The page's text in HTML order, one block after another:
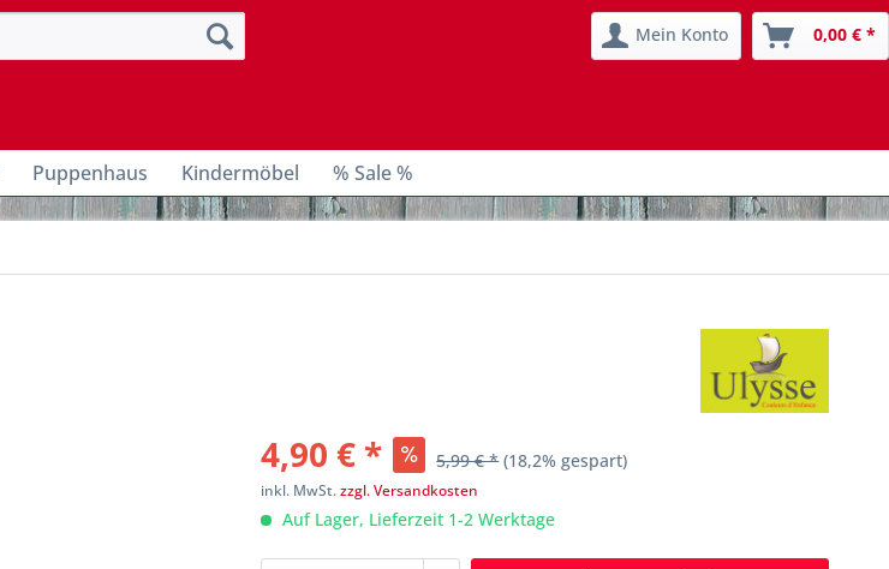
Mein Konto 0,00 € *
Puppenhaus Kindermöbel % Sale %
4,90 € * 5,99 € * (18,2% gespart)
inkl. MwSt.zzgl. Versandkosten
Auf Lager, Lieferzeit 1-2 Werktage